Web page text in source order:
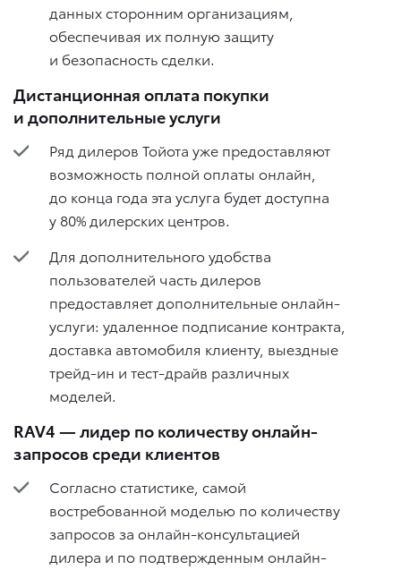
данных сторонним организациям,
обеспечивая их полную защиту
и безопасность сделки.
Дистанционная оплата покупки
и дополнительные услуги
Ряд дилеров Тойота уже предоставляют
возможность полной оплаты онлайн,
до конца года эта услуга будет доступна
у 80% дилерских центров.
Для дополнительного удобства
пользователей часть дилеров
предоставляет дополнительные онлайн-
услуги: удаленное подписание контракта,
доставка автомобиля клиенту, выездные
трейд-ин и тест-драйв различных
моделей.
RAV4 — лидер по количеству онлайн-
запросов среди клиентов
Согласно статистике, самой
востребованной моделью по количеству
запросов за онлайн-консультацией
дилера и по подтвержденным онлайн-